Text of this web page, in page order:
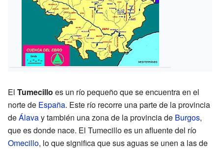
El Tumecillo es un río pequeño que se encuentra en el
norte de España. Este río recorre una parte de la provincia
deÁlavay también una zona de la provincia de Burgos,
que es donde nace. El Tumecillo es un afluente del río
Omecillo, lo que significa que sus aguas se unen a las de